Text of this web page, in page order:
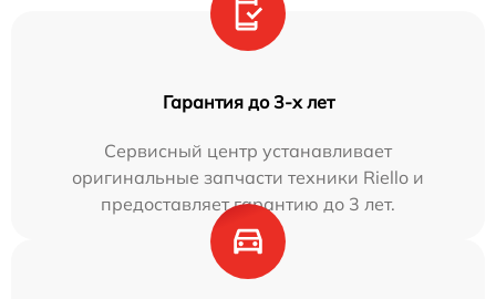
Гарантия до 3-х лет
Сервисный центр устанавливает
оригинальные запчасти техники Riello и
предоставляет гарантию до 3 лет.